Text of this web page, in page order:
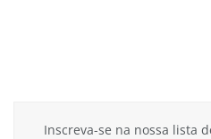
Inscreva-se na nossa lista